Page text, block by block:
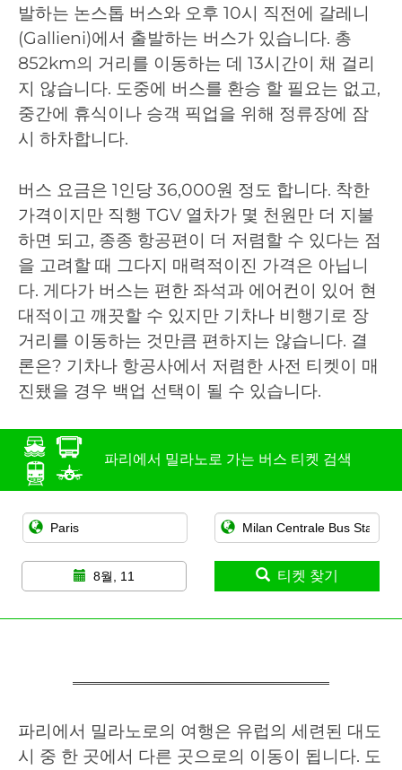
발하는 논스톱 버스와 오후 10시 직전에 갈레니
(Gallieni)에서 출발하는 버스가 있습니다. 총
852km의 거리를 이동하는 데 13시간이 채 걸리
지 않습니다. 도중에 버스를 환승 할 필요는 없고,
중간에 휴식이나 승객 픽업을 위해 정류장에 잠
시 하차합니다.
버스 요금은 1인당 36,000원 정도 합니다. 착한
가격이지만 직행 TGV 열차가 몇 천원만 더 지불
하면 되고, 종종 항공편이 더 저렴할 수 있다는 점
을 고려할 때 그다지 매력적이진 가격은 아닙니
다. 게다가 버스는 편한 좌석과 에어컨이 있어 현
대적이고 깨끗할 수 있지만 기차나 비행기로 장
거리를 이동하는 것만큼 편하지는 않습니다. 결
론은? 기차나 항공사에서 저렴한 사전 티켓이 매
진됐을 경우 백업 선택이 될 수 있습니다.
파리에서 밀라노로 가는 버스 티켓 검색
8월, 11 티켓 찾기
파리에서 밀라노로의 여행은 유럽의 세련된 대도
시 중 한 곳에서 다른 곳으로의 이동이 됩니다. 도